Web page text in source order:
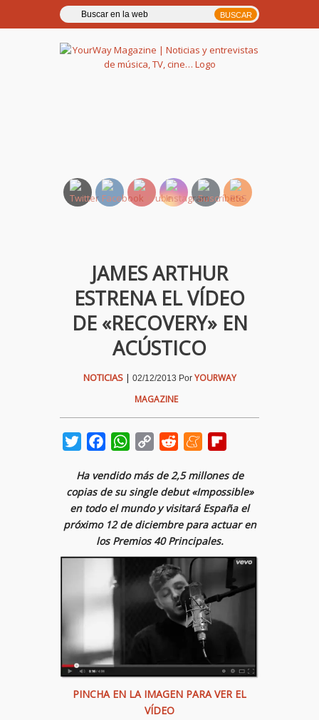
JAMES ARTHUR
ESTRENA EL VÍDEO
DE «RECOVERY» EN
ACÚSTICO
NOTICIAS| 02/12/2013 Por YOURWAY
MAGAZINE
TwitterFacebookWhatsApp
Copy
Reddit Meneame
Ha vendido más de 2,5 millones de
copias de su single debut «Impossible»
en todo el mundo y visitará España el
próximo 12 de diciembre para actuar en
los Premios 40 Principales.
PINCHA EN LA IMAGEN PARA VER EL
VÍDEO